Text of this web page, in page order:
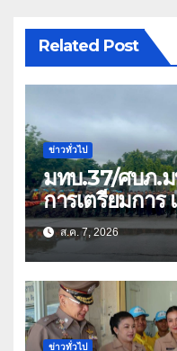
Related Post
ข่าวทั่วไป
มทบ.37/ศบภ.
การเตรียมกา
ด้านการบรรเ
ส.ค. 7, 2026
ข่าวทั่วไป